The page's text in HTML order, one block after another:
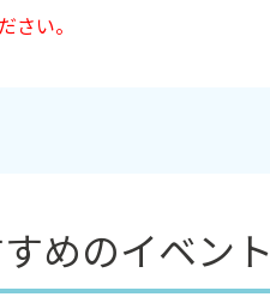
い。
めのイベント